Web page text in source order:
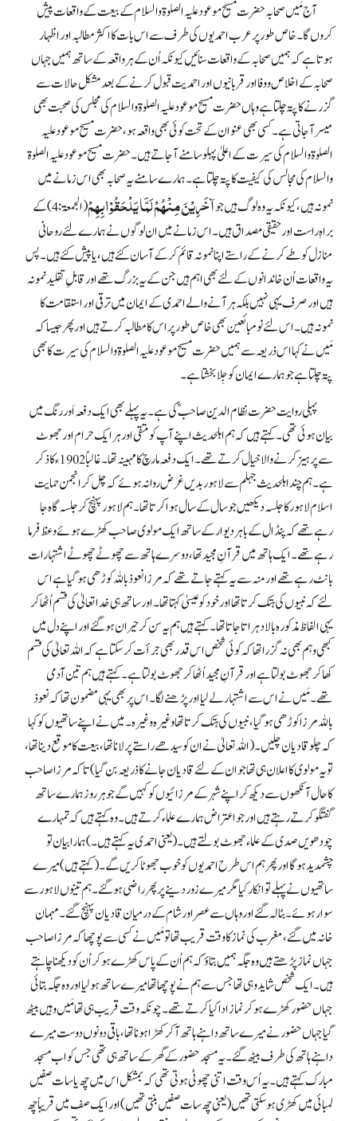
آج مَیں صحابہ حضرت مسیح موعود علیہ الصلوۃ والسلام کے بیعت کے واقعات پیش
کروں گا۔ خاص طور پر عرب احمدیوں کی طرف سے اس بات کا اکثر مطالبہ اور اظہار
ہوتا ہے کہ ہمیں صحابہ کے واقعات سنائیں کیونکہ اُن کے ہر واقعہ کے ساتھ ہمیں جہاں
صحابہ کے اخلاص و وفا اور قربانیوں اور احمدیت قبول کرنے کے بعد مشکل حالات سے
گزرنے کا پتہ چلتا ہے وہاں حضرت مسیح موعود علیہ الصلوۃ والسلام کی مجلس کی صحبت بھی
میسر آ جاتی ہے۔ کسی بھی عنوان کے تحت کوئی بھی واقعہ ہو، حضرت مسیح موعود علیہ
الصلوۃ والسلام کی سیرت کے اعلیٰ پہلو سامنے آ جاتے ہیں۔ حضرت مسیح موعود علیہ الصلوۃ
والسلام کی مجالس کی کیفیت کا پتہ چلتا ہے۔ ہمارے سامنے یہ صحابہ بھی اس زمانے میں
نمونہ ہیں، کیونکہ یہ وہ لوگ ہیں جوآخَرِیْنَ مِنْہُمْ لَمَّا یَلْحَقُوْا بِھِمْ
(الجمعۃ: 4) کے
براہِ راست اور حقیقی مصداق ہیں۔ اس زمانے میں ان لوگوں نے ہمارے لئے روحانی
منازل کو طے کرنے کے راستے اپنا نمونہ قائم کر کے آسان کئے ہیں، یا پیش کئے ہیں۔ پس
یہ واقعات اُن خاندانوں کے لئے بھی اہم ہیں جن کے یہ بزرگ تھے اور قابلِ تقلیدنمونہ
ہیں اور صرف یہی نہیں بلکہ ہر آنے والے احمدی کے ایمان میں ترقی اور استقامت کا
نمونہ ہیں۔ اس لئے نو مبائعین بھی خاص طور پر اس کا مطالبہ کرتے ہیں اور پھر جیسا کہ
مَیں نے کہا اس ذریعہ سے ہمیں حضرت مسیح موعود علیہ الصلوۃ والسلام کی سیرت کا بھی
پتہ چلتا ہے جو ہمارے ایمان کو جِلا بخشتا ہے۔
پہلی روایت حضرت نظام الدین صاحبؓ کی ہے۔ یہ پہلے بھی ایک دفعہ اَور رنگ میں
بیان ہوئی تھی۔ کہتے ہیں کہ ہم اہلحدیث اپنے آپ کو متقی اور ہر ایک حرام اور جھوٹ
سے پرہیز کرنے والا خیال کرتے تھے۔ ایک دفعہ مارچ کا مہینہ تھا۔ غالباً 1902ء کا ذکر
ہے۔ ہم چند اہلحدیث جہلم سے لاہور بدیں غرض روانہ ہوئے کہ چل کر انجمن حمایت
اسلام لاہور کا جلسہ دیکھیں جو سال کے سال ہوا کرتا تھا۔ ہم لاہور پہنچ کر جلسہ گاہ جا
رہے تھے کہ پنڈال کے باہر دیوار کے ساتھ ایک مولوی صاحب کھڑے ہوئے وعظ فرما
رہے تھے۔ ایک ہاتھ میں قرآنِ مجید تھا، دوسرے ہاتھ سے چھوٹے چھوٹے اشتہارات
بانٹ رہے تھے اور منہ سے یہ کہتے جاتے تھے کہ مرزا نعوذ باللہ کوڑھی ہو گیا ہے اس
لئے کہ نبیوں کی ہتک کرتا تھا اور خود کو عیسیٰ کہتا تھا۔ اور ساتھ ہی خدا تعالیٰ کی قسم اُٹھا کر
یہی الفاظ مذکورہ بالا دہراتا جاتا تھا۔ کہتے ہیں ہم یہ سن کر حیران ہو گئے اور اپنے دل میں
کبھی وہم بھی نہ گزرا تھا کہ کوئی شخص اس قدر بھی جرأت کر سکتا ہے کہ اللہ تعالیٰ کی قسم
کھا کر جھوٹ بولتا ہے اور قرآنِ مجید اُٹھا کر جھوٹ بولتا ہے۔ کہتے ہیں ہم تین آدمی
تھے۔ مَیں نے اس سے اشتہار لے لیا اور پڑھنے لگا۔ اس پر بھی یہی مضمون تھا کہ نعوذ
باللہ مرزا کوڑھی ہو گیا، نبیوں کی ہتک کرتا تھا وغیرہ وغیرہ۔ میں نے اپنے ساتھیوں کو کہا
کہ چلو قادیان چلیں۔ (اللہ تعالیٰ نے ان کو سیدھے راستے پر لانا تھا، بیعت کا موقع دینا تھا،
تو یہ مولوی کا اعلان ہی تھا جو ان کے لئے قادیان جانے کا ذریعہ بن گیا) تا کہ مرزا صاحب
کا حال آنکھوں سے دیکھ کر اپنے شہر کے مرزائیوں کو کہیں گے جو ہر روز ہمارے ساتھ
گفتگو کرتے رہتے ہیں اور جو اعتراض ہمارے علماء کرتے ہیں۔ وہ کہتے ہیں کہ تمہارے
چودھویں صدی کے علماء جھوٹ بولتے ہیں۔ (یعنی احمدی یہ کہتے ہیں۔) ہمارا بیان تو
چشمدید ہو گا اور پھر ہم اس طرح احمدیوں کو خوب جھوٹا کریں گے۔ (کہتے ہیں) میرے
ساتھیوں نے پہلے تو انکار کیا مگر میرے زور دینے پر پھر راضی ہو گئے۔ ہم تینوں لاہور سے
سوار ہوئے۔ بٹالہ گئے اور وہاں سے عصر اور شام کے درمیان قادیان پہنچ گئے۔ مہمان
خانہ میں گئے، مغرب کی نماز کا وقت قریب تھا تو مَیں نے کسی سے پوچھا کہ مرزا صاحب
جہاں نماز پڑھتے ہیں وہ جگہ ہمیں بتاؤ کہ ہم اُن کے پاس کھڑے ہو کر اُن کو دیکھنا چاہتے
ہیں۔ ایک شخص شاید وہی تھا جس سے ہم نے پوچھا تھا میرے ساتھ ہو لیا اور وہ جگہ بتائی
جہاں حضور کھڑے ہو کر نماز ادا کیا کرتے تھے۔ چونکہ وقت قریب ہی تھا مَیں وہیں بیٹھ
گیا جہاں حضور نے میرے ساتھ داہنے ہاتھ آ کر کھڑا ہونا تھا، باقی دونوں دوست میرے
داہنے ہاتھ کی طرف بیٹھ گئے۔ یہ مسجد حضور کے گھر کے ساتھ ہی تھی جس کو اب مسجد
مبارک کہتے ہیں۔ یہ اُس وقت اتنی چھوٹی ہوتی تھی کہ بمشکل اس میں چھ یا سات صفیں
لمبائی میں کھڑی ہو سکتی تھیں (یعنی چھ سات صفیں بنتی تھیں ) اور ایک صف میں قریباً چھ